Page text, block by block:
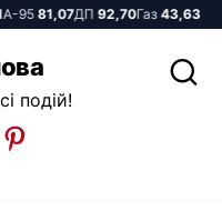
81,07ДП92,70Газ43,63 🌧️
подій!